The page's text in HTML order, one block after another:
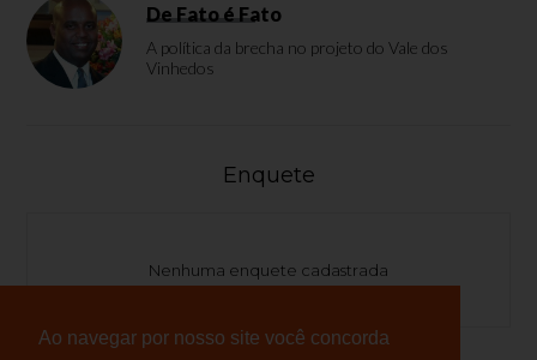
Ao navegar por nosso site você concorda
De Fato é Fato
A política da brecha no projeto do Vale dos
Vinhedos
Enquete
Nenhuma enquete cadastrada